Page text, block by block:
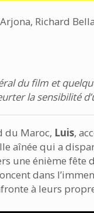
Richard
du film et
la sensibilité
du Maroc, Luis,
aînée qui a
une énième fête
dans
à leurs